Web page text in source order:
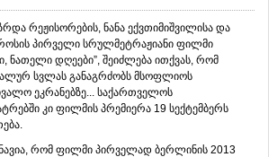
რეჟისორების, ნანა ექვთიმიშვილისა და
პირველი სრულმეტრაჟიანი ფილმი
ნათელი დღეები”, შეიძლება ითქვას, რომ
სვლას განაგრძობს მსოფლიოს
ეკრანებზე... საქართველოს
კი ფილმის პრემიერა 19 სექტემბერს
რომ ფილმი პირველად ბერლინის 2013